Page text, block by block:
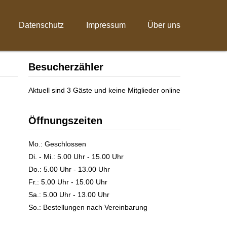
Datenschutz Impressum Über uns
Besucherzähler
Aktuell sind 3 Gäste und keine Mitglieder online
Öffnungszeiten
Mo.: Geschlossen
Di. - Mi.: 5.00 Uhr - 15.00 Uhr
Do.: 5.00 Uhr - 13.00 Uhr
Fr.: 5.00 Uhr - 15.00 Uhr
Sa.: 5.00 Uhr - 13.00 Uhr
So.: Bestellungen nach Vereinbarung